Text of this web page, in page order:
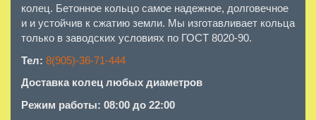
колец. Бетонное кольцо самое надежное, долговечное
и и устойчив к сжатию земли. Мы изготавливает кольца
только в заводских условиях по ГОСТ 8020-90.
Тел: 8(905)-36-71-444
Доставка колец любых диаметров
Режим работы: 08:00 до 22:00